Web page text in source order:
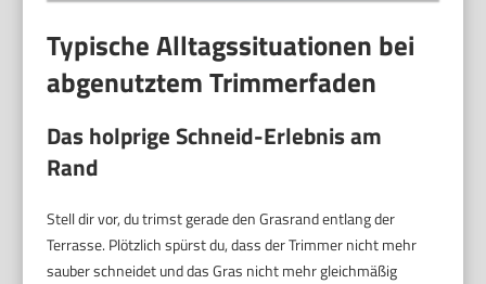
Typische Alltagssituationen bei
abgenutztem Trimmerfaden
Das holprige Schneid-Erlebnis am
Rand
Stell dir vor, du trimst gerade den Grasrand entlang der
Terrasse. Plötzlich spürst du, dass der Trimmer nicht mehr
sauber schneidet und das Gras nicht mehr gleichmäßig